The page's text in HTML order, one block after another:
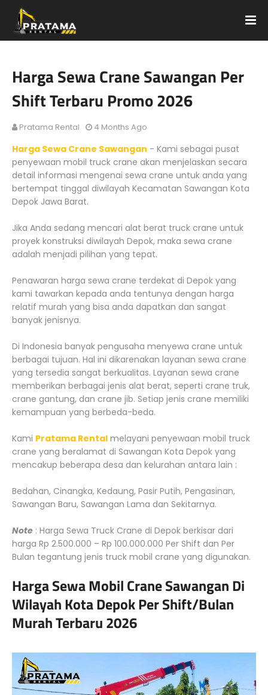
Harga Sewa Crane Sawangan Per
Shift Terbaru Promo 2026
Pratama Rental 4 Months Ago
Harga Sewa Crane Sawangan - Kami sebagai pusat
penyewaan mobil truck crane akan menjelaskan secara
detail informasi mengenai sewa crane untuk anda yang
bertempat tinggal diwilayah Kecamatan Sawangan Kota
Depok Jawa Barat.
Jika Anda sedang mencari alat berat truck crane untuk
proyek konstruksi diwilayah Depok, maka sewa crane
adalah menjadi pilihan yang tepat.
Penawaran harga sewa crane terdekat di Depok yang
kami tawarkan kepada anda tentunya dengan harga
relatif murah yang bisa anda dapatkan dan sangat
banyak jenisnya.
Di Indonesia banyak pengusaha menyewa crane untuk
berbagai tujuan. Hal ini dikarenakan layanan sewa crane
yang tersedia sangat berkualitas. Layanan sewa crane
memberikan berbagai jenis alat berat, seperti crane truk,
crane gantung, dan crane jib. Setiap jenis crane memiliki
kemampuan yang berbeda-beda.
Kami Pratama Rental melayani penyewaan mobil truck
crane yang beralamat di Sawangan Kota Depok yang
mencakup beberapa desa dan kelurahan antara lain :
Bedahan, Cinangka, Kedaung, Pasir Putih, Pengasinan,
Sawangan Baru, Sawangan Lama dan Sekitarnya.
Note : Harga Sewa Truck Crane di Depok berkisar dari
harga Rp 2.500.000 – Rp 100.000.000 Per Shift dan Per
Bulan tegantung jenis truck mobil crane yang digunakan.
Harga Sewa Mobil Crane Sawangan Di
Wilayah Kota Depok Per Shift/Bulan
Murah Terbaru 2026